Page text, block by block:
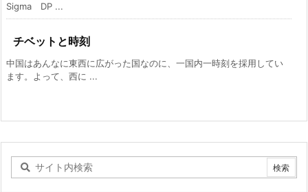
Sigma DP ...
チベットと時刻
中国はあんなに東西に広がった国なのに、一国内一時刻を採用してい
ます。よって、西に ...